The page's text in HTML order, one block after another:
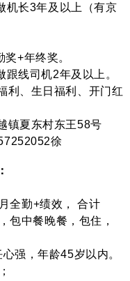
机长3年及以上（有京
+年终奖。
线司机2年及以上。
利、生日福利、开门红
镇夏东村东王58号
徐
全勤+绩效， 合计
包中餐晚餐，包住，
强，年龄45岁以内。